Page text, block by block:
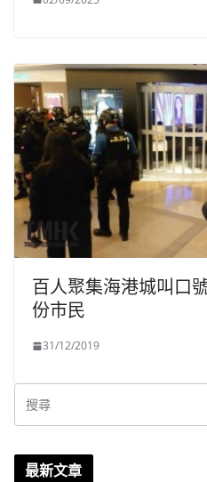
百人聚集海港城叫口
份市民
31/12/2019
最新文章